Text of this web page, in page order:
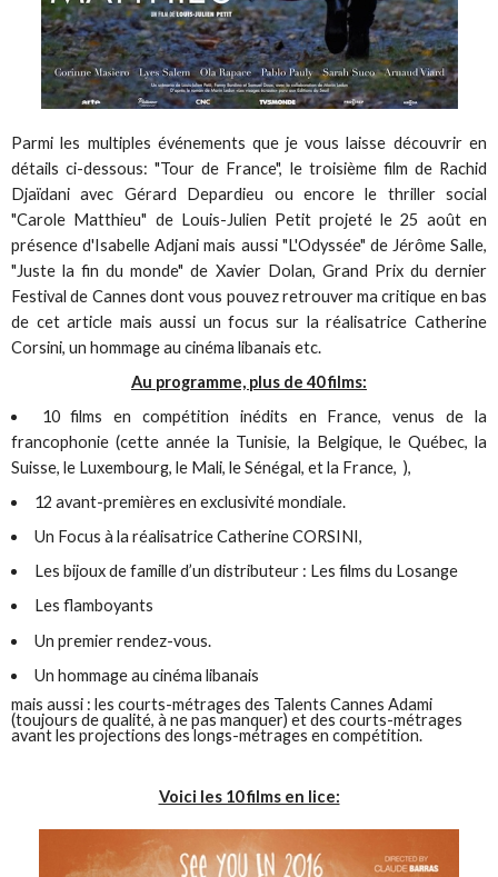
Parmi les multiples événements que je vous laisse découvrir en
détails ci-dessous: "Tour de France", le troisième film de Rachid
Djaïdani avec Gérard Depardieu ou encore le thriller social
"Carole Matthieu" de Louis-Julien Petit projeté le 25 août en
présence d'Isabelle Adjani mais aussi "L'Odyssée" de Jérôme Salle,
"Juste la fin du monde" de Xavier Dolan, Grand Prix du dernier
Festival de Cannes dont vous pouvez retrouver ma critique en bas
de cet article mais aussi un focus sur la réalisatrice Catherine
Corsini, un hommage au cinéma libanais etc.
Au programme, plus de 40 films:
10 films en compétition inédits en France, venus de la
francophonie (cette année la Tunisie, la Belgique, le Québec, la
Suisse, le Luxembourg, le Mali, le Sénégal, et la France, ),
12 avant-premières en exclusivité mondiale.
Un Focus à la réalisatrice Catherine CORSINI,
Les bijoux de famille d’un distributeur : Les films du Losange
Les flamboyants
Un premier rendez-vous.
Un hommage au cinéma libanais
mais aussi : les courts-métrages des Talents Cannes Adami
(toujours de qualité, à ne pas manquer) et des courts-métrages
avant les projections des longs-métrages en compétition.
Voici les 10 films en lice: